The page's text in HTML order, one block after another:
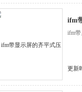
ifm
ifm
更新